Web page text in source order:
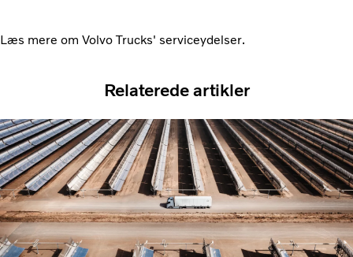
Læs mere om Volvo Trucks' serviceydelser.
Relaterede artikler